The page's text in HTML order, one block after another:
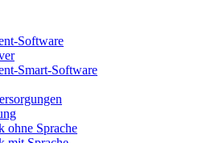
Software
Smart-Software
Sprache